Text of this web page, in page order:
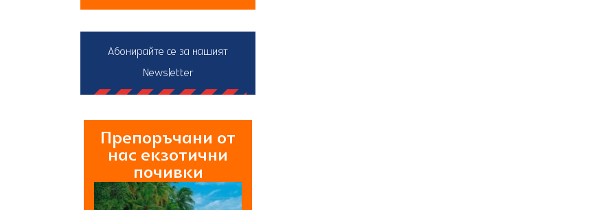
Абонирайте се за нашият
Newsletter
Препоръчани от
нас екзотични
почивки